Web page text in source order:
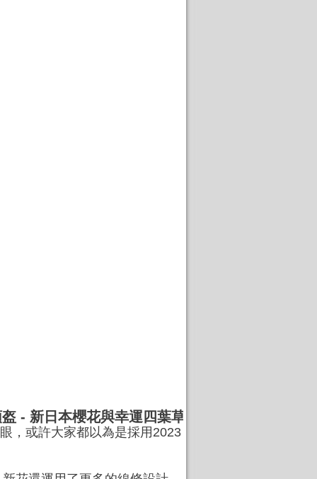
- 新日本櫻花與幸運四葉草
，或許大家都以為是採用2023